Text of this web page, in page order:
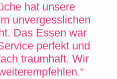
hat unsere
unvergesslichen
Das Essen war
perfekt und
traumhaft. Wir